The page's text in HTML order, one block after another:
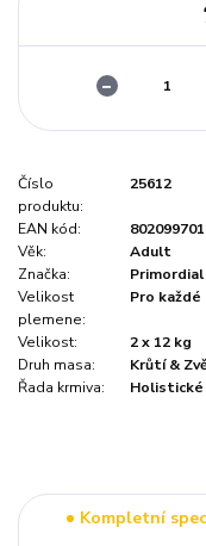
Číslo
produktu:
25612
EAN kód:
Věk:
Adult
Značka:
Primordial
Velikost
plemene:
Pro
Velikost:
2 x 12 kg
Druh masa:
Krůtí &
Řada krmiva:
Holistické
Kompletní